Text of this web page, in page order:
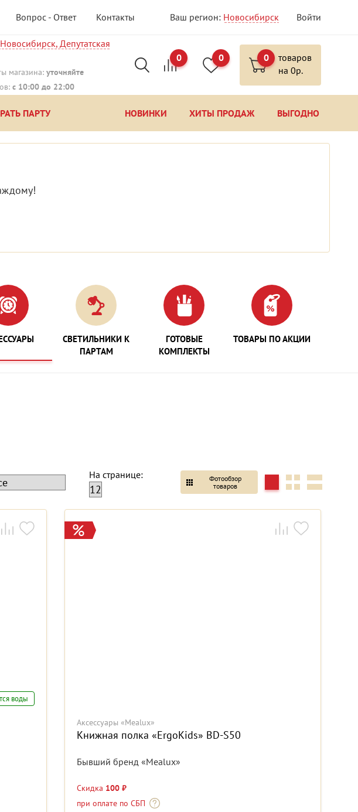
Вопрос - Ответ Контакты Ваш регион: Новосибирск Войти
Новосибирск, Депутатская
магазина: уточняйте
с 10:00 до 22:00
0 0 0
товаров
на 0р.
ПАРТУ НОВИНКИ ХИТЫ ПРОДАЖ ВЫГОДНО
СВЕТИЛЬНИКИ К
ПАРТАМ
ГОТОВЫЕ
КОМПЛЕКТЫ
ТОВАРЫ ПО АКЦИИ
На странице:
Фотообзор
товаров
воды
Аксессуары «Mealux»
Книжная полка «ErgoKids» BD-S50
Бывший бренд «Mealux»
Скидка 100 ₽
при оплате по СБП